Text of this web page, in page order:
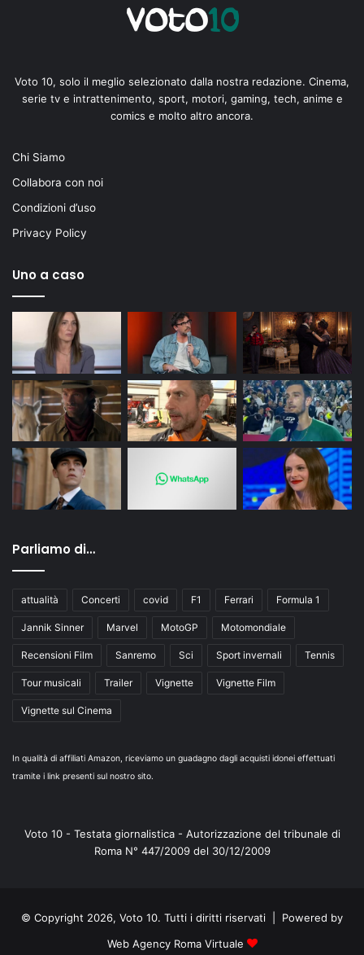
Voto 10, solo il meglio selezionato dalla nostra redazione. Cinema,
serie tv e intrattenimento, sport, motori, gaming, tech, anime e
comics e molto altro ancora.
Chi Siamo
Collabora con noi
Condizioni d’uso
Privacy Policy
Uno a caso
Parliamo di…
attualità Concerti covid F1 Ferrari Formula 1
Jannik Sinner Marvel MotoGP Motomondiale
Recensioni Film Sanremo Sci Sport invernali Tennis
Tour musicali Trailer Vignette Vignette Film
Vignette sul Cinema
In qualità di affiliati Amazon, riceviamo un guadagno dagli acquisti idonei effettuati
tramite i link presenti sul nostro sito.
Voto 10 - Testata giornalistica - Autorizzazione del tribunale di
Roma N° 447/2009 del 30/12/2009
© Copyright 2026, Voto 10. Tutti i diritti riservati | Powered by
Web Agency Roma Virtuale